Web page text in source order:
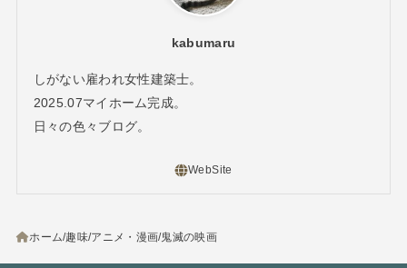
kabumaru
しがない雇われ女性建築士。
2025.07マイホーム完成。
日々の色々ブログ。
ホーム 趣味 アニメ・漫画 鬼滅の映画